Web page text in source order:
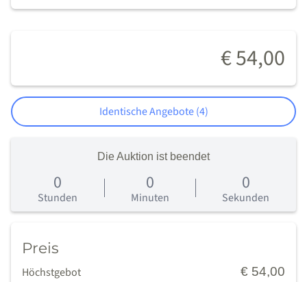
€ 54,00
Identische Angebote (4)
Die Auktion ist beendet
0
Stunden
0
Minuten
0
Sekunden
Preis
Höchstgebot € 54,00